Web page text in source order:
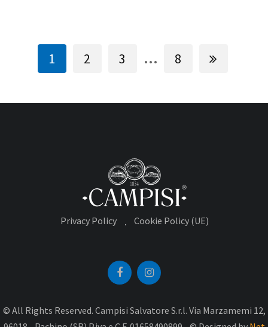
1 2 3 ... 8
Privacy Policy Cookie Policy (UE)
© All Rights Reserved. Campisi Salvatore S.r.l. Via Marzamemi 12,